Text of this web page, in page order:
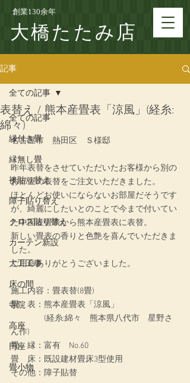
創業130余年
大橋たたみ店
記事
全ての記事
縁付き畳
縁無し畳
襖貼り替え
障子貼り替え
クロス貼り替え
カーテン新設
大工工事
床の間
寺院
高座
円座
畳小物
全ての記事
表替え / 熊本産畳表「涼風」(経糸:
綿々)
名古屋市　熱田区　Ｓ様邸
昨年表替をさせていただいたお客様から別の
お部屋の表替をご注文いただきました。
ほとんどお使いにならないお部屋だそうです
が、綺麗にしたいとのことで今まで付いてい
た中国産畳表から熊本産畳表に表替。
新しい畳表の香りと色艶を喜んでいただきま
した。
ご用命ありがとうございました。
施工内容： 畳表替(8畳)
畳　表：熊本産畳表「涼風」
(経糸:綿々　熊本県八代市　星野さ
ん作)
畳　縁：富有　No.60
畳　床：既設建材畳床3型使用
その他：障子貼替